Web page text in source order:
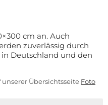
cm an. Auch
zuverlässig durch
Deutschland und den
Übersichtsseite Foto